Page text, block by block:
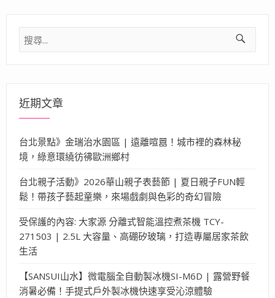
搜
尋
近期文章
台北景點》金瑞治水園區 | 遠離喧囂！城市裡的森林秘
境，綠意環繞彷彿歐洲鄉村
台北親子活動》2026華山親子表藝節 | 夏日親子FUN輕
鬆！帶孩子藝起童樂，來場戲劇與色彩的奇幻冒險
受保護的內容: 大家源 分離式智能溫控煮茶機 TCY-
271503 | 2.5L 大容量、高硼矽玻璃，打造專屬居家茶飲
生活
【SANSUI山水】微電腦全自動製冰機SI-M6D | 露營野餐
消暑必備！手提式戶外製冰機快速享受沁涼體驗